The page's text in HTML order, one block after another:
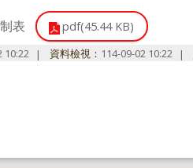
表 pdf(45.44 KB)
10:22 資料檢視： 114-09-02 10:22